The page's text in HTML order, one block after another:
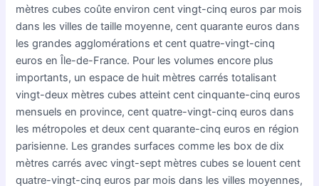
mètres cubes coûte environ cent vingt-cinq euros par mois
dans les villes de taille moyenne, cent quarante euros dans
les grandes agglomérations et cent quatre-vingt-cinq
euros en Île-de-France. Pour les volumes encore plus
importants, un espace de huit mètres carrés totalisant
vingt-deux mètres cubes atteint cent cinquante-cinq euros
mensuels en province, cent quatre-vingt-cinq euros dans
les métropoles et deux cent quarante-cinq euros en région
parisienne. Les grandes surfaces comme les box de dix
mètres carrés avec vingt-sept mètres cubes se louent cent
quatre-vingt-cinq euros par mois dans les villes moyennes,